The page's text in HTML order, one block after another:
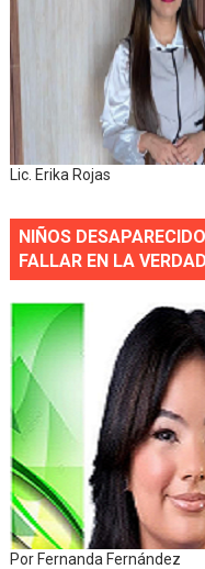
Lic. Erika Rojas
NIÑOS
FALLAR EN LA VERDAD
Por Fernanda Fernández